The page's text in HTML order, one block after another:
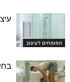
המומחים לעיצוב